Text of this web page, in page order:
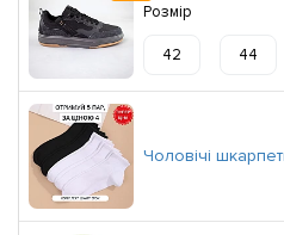
Розмір
42 44
Чоловічі